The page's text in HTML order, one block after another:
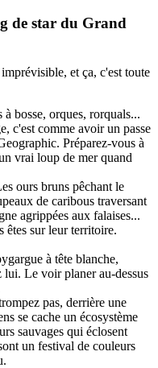
de star du Grand
et ça, c'est toute
à bosse, orques, rorquals...
c'est comme avoir un passe
Préparez-vous à
vrai loup de mer quand
ours bruns pêchant le
de caribous traversant
agrippées aux falaises...
êtes sur leur territoire.
à tête blanche,
lui. Le voir planer au-dessus
pas, derrière une
se cache un écosystème
sauvages qui éclosent
un festival de couleurs